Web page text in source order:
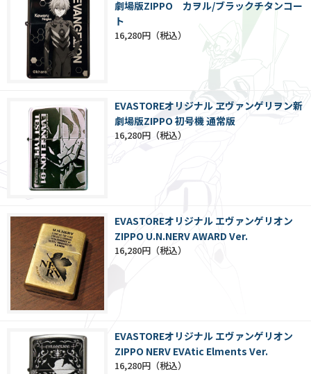
劇場版ZIPPO カヲル/ブラックチタンコー
ト
16,280円
EVASTOREオリジナル ヱヴァンゲリヲン新
劇場版ZIPPO 初号機 通常版
16,280円
EVASTOREオリジナル エヴァンゲリオン
ZIPPO U.N.NERV AWARD Ver.
16,280円
EVASTOREオリジナル エヴァンゲリオン
ZIPPO NERV EVAtic Elments Ver.
16,280円